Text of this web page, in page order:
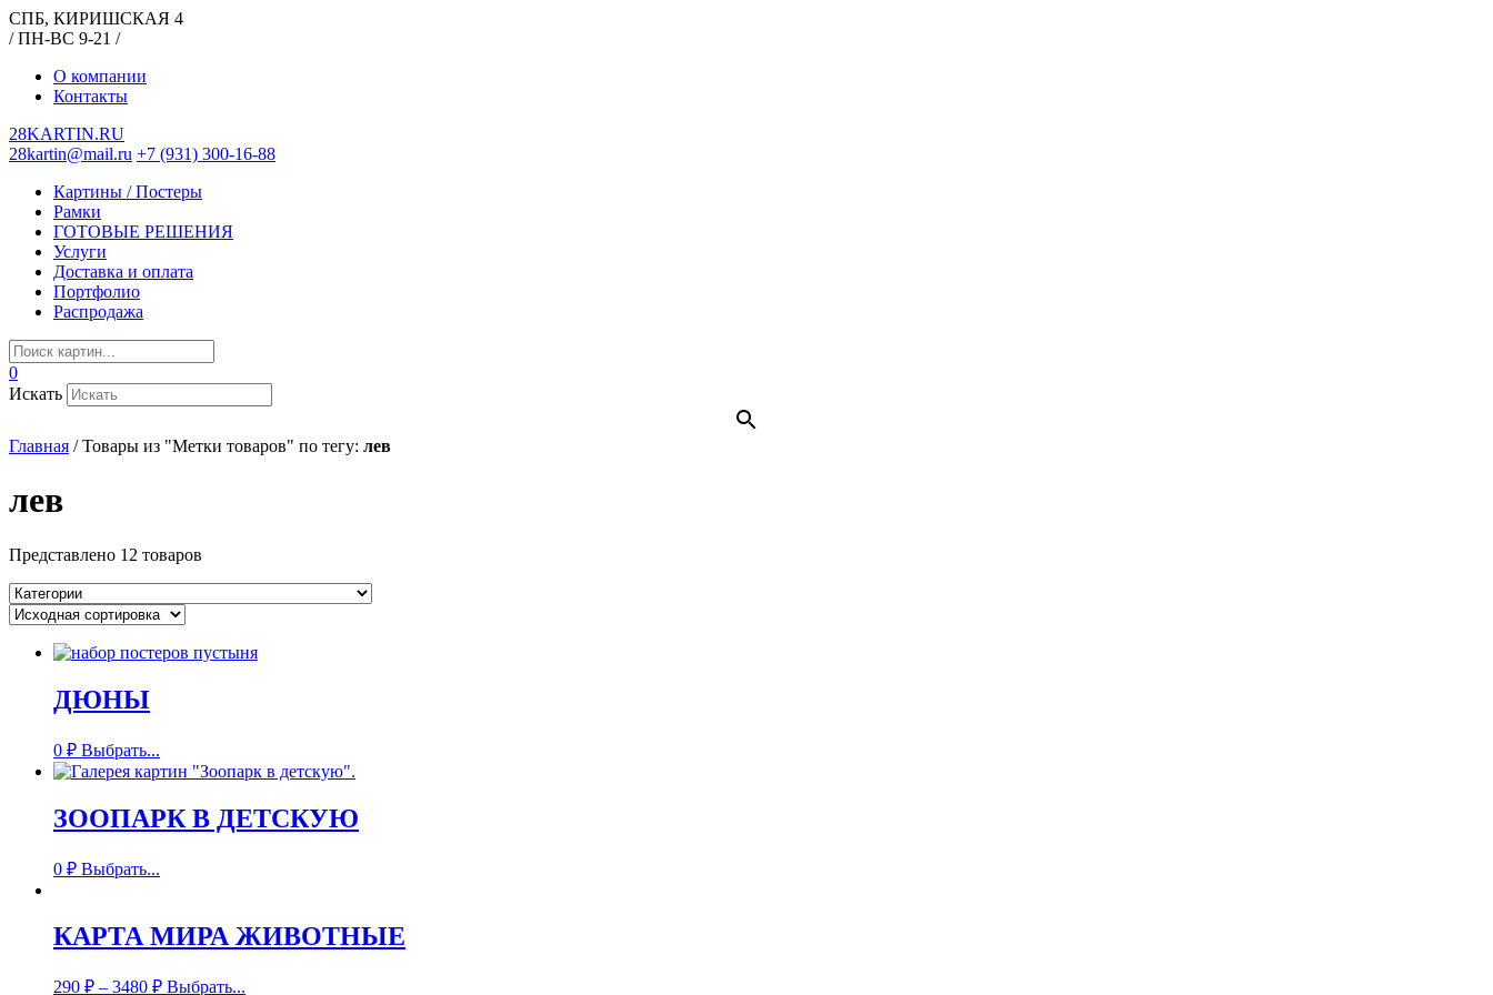
СПБ, КИРИШСКАЯ 4
/ ПН-ВС 9-21 /
О компании
Контакты
28KARTIN.RU
28kartin@mail.ru +7 (931) 300-16-88
Картины / Постеры
Рамки
ГОТОВЫЕ РЕШЕНИЯ
Услуги
Доставка и оплата
Портфолио
Распродажа
0
Искать
Главная /Товары из "Метки товаров" по тегу: лев
лев
Представлено 12 товаров
ДЮНЫ
0 ₽ Выбрать...
ЗООПАРК В ДЕТСКУЮ
0 ₽ Выбрать...
КАРТА МИРА ЖИВОТНЫЕ
290 ₽ – 3480 ₽ Выбрать...